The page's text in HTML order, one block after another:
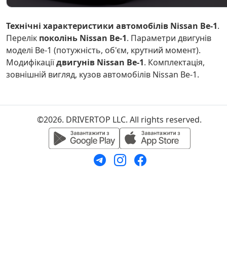
Технічні характеристики автомобілів Nissan Be-1.
Перелік поколінь Nissan Be-1. Параметри двигунів
моделі Be-1 (потужність, об'єм, крутний момент).
Модифікаціїдвигунів Nissan Be-1. Комплектація,
зовнішній вигляд, кузов автомобілів Nissan Be-1.
©2026. DRIVERTOP LLC. All rights reserved.